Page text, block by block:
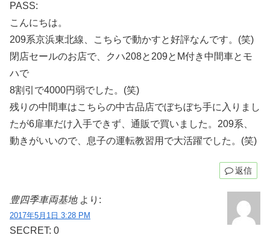
PASS:
こんにちは。
209系京浜東北線、こちらで動かすと好評なんです。(笑)
閉店セールのお店で、クハ208と209とM付き中間車とモ
ハで
8割引で4000円弱でした。(笑)
残りの中間車はこちらの中古品店でぼちぼち手に入りまし
たが6扉車だけ入手できず、通販で買いました。209系、
動きがいいので、息子の運転教習用で大活躍でした。(笑)
返信
豊四季車両基地 より:
2017年5月1日 3:28 PM
SECRET: 0